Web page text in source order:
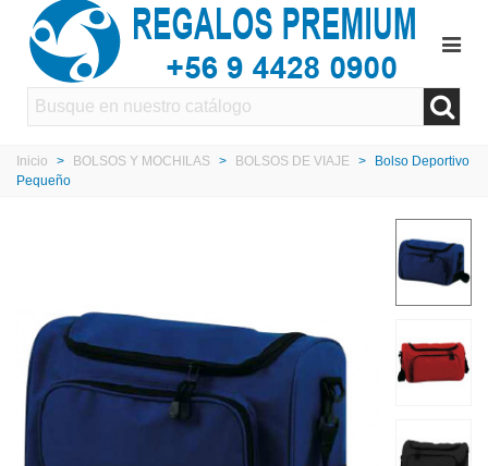
Inicio > BOLSOS Y MOCHILAS > BOLSOS DE VIAJE >
Bolso Deportivo
Pequeño